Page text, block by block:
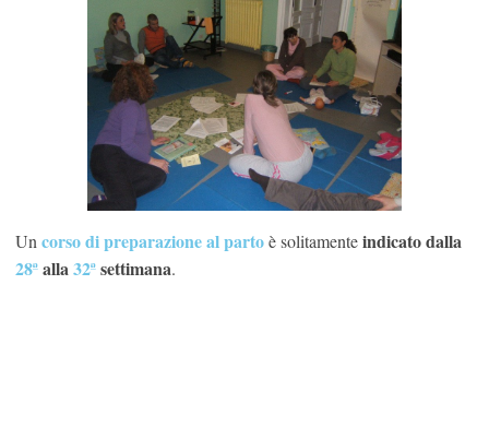
Un corso di preparazione al partoè solitamenteindicato dalla
28ªalla32ªsettimana.